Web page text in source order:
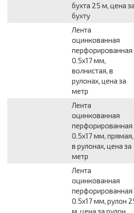
бухта 25 м, цена за
бухту
Лента
оцинкованная
перфорированная
0.5x17 мм,
волнистая, в
рулонах, цена за
метр
Лента
оцинкованная
перфорированная
0.5x17 мм, прямая,
в рулонах, цена за
метр
Лента
оцинкованная
перфорированная
0.5x17 мм, рулон
м, цена за рулон